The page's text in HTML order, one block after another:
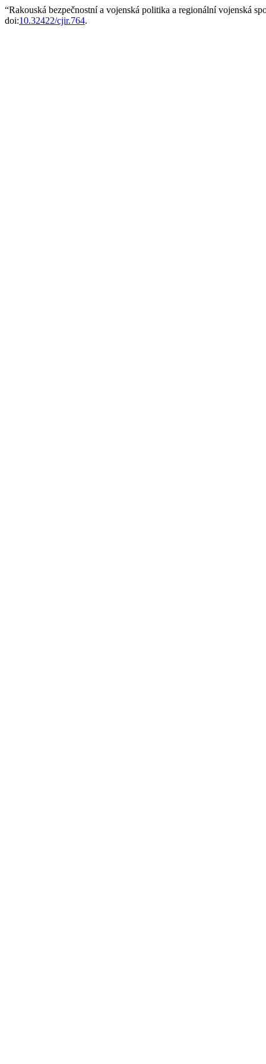
“Rakouská bezpečnostní a vojenská politika a regionální vojenská
doi:10.32422/cjir.764.